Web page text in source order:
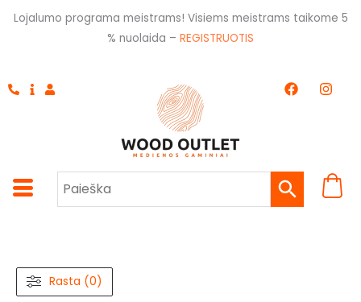
Pereiti
Lojalumo programa meistrams! Visiems meistrams taikome 5
% nuolaida – REGISTRUOTIS
F
a
k
I
n
a
m
Rasta (0)